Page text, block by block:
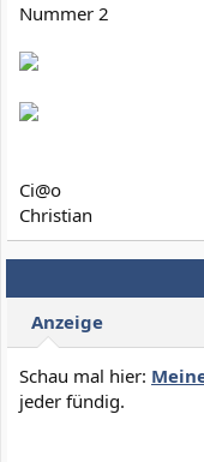
Nummer 2
Ci@o
Christian
Anzeige
Schau mal hier:
jeder fündig.